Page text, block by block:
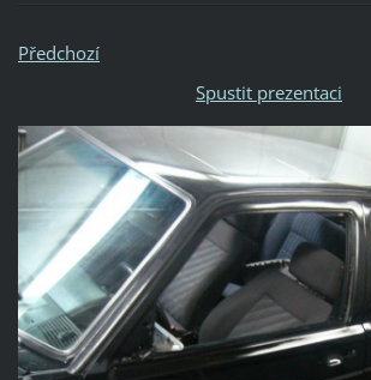
Předchozí
Spustit prezentaci